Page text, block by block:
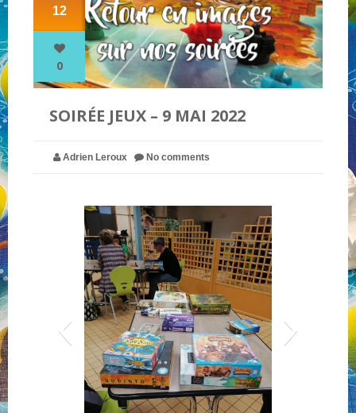
NOS PARTENAIRES
12
0
SOIRÉE JEUX – 9 MAI 2022
Adrien Leroux No comments